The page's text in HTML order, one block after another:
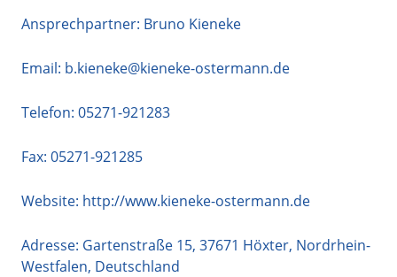
Ansprechpartner: Bruno Kieneke
Email: b.kieneke@kieneke-ostermann.de
Telefon: 05271-921283
Fax: 05271-921285
Website: http://www.kieneke-ostermann.de
Adresse: Gartenstraße 15, 37671 Höxter, Nordrhein-
Westfalen, Deutschland